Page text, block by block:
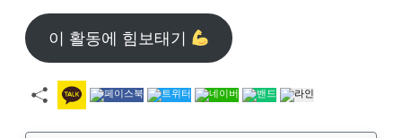
이 활동에 힘보태기